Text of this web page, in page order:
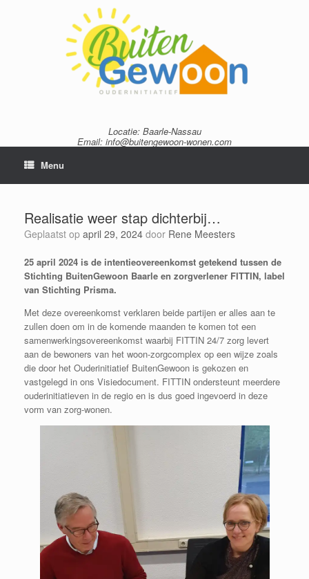
Locatie: Baarle-Nassau
Email: info@buitengewoon-wonen.com
Menu
Realisatie weer stap dichterbij…
Geplaatst op april 29, 2024 door Rene Meesters
25 april 2024 is de intentieovereenkomst getekend tussen de
Stichting BuitenGewoon Baarle en zorgverlener FITTIN, label
van Stichting Prisma.
Met deze overeenkomst verklaren beide partijen er alles aan te
zullen doen om in de komende maanden te komen tot een
samenwerkingsovereenkomst waarbij FITTIN 24/7 zorg levert
aan de bewoners van het woon-zorgcomplex op een wijze zoals
die door het Ouderinitiatief BuitenGewoon is gekozen en
vastgelegd in ons Visiedocument. FITTIN ondersteunt meerdere
ouderinitiatieven in de regio en is dus goed ingevoerd in deze
vorm van zorg-wonen.